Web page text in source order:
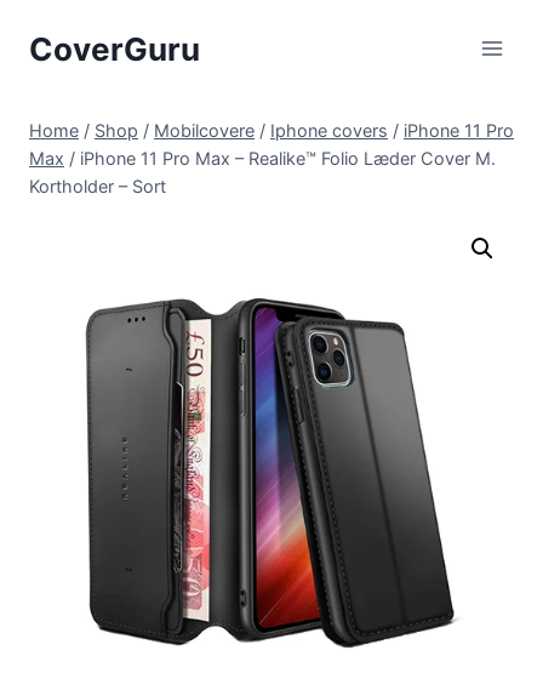
CoverGuru
Home / Shop / Mobilcovere / Iphone covers / iPhone 11 Pro
Max / iPhone 11 Pro Max – Realike™ Folio Læder Cover M.
Kortholder – Sort